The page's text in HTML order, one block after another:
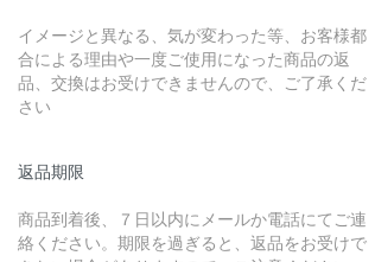
イメージと異なる、気が変わった等、お客様都
合による理由や一度ご使用になった商品の返
品、交換はお受けできませんので、ご了承くだ
さい
返品期限
商品到着後、７日以内にメールか電話にてご連
絡ください。期限を過ぎると、返品をお受けで